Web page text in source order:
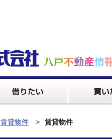
賃貸物件 賃貸物件